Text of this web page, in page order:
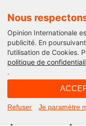
Nous
Opinion Internationale
publicité. En
l’utilisation de Cookies.
politique de
.
Refuser Je paramètre
International
Le Sommet